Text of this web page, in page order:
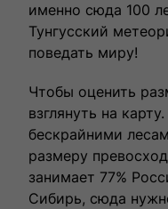
именно сюда 100
Тунгусский
поведать миру!
Чтобы оценить
взглянуть на
бескрайними
размеру
занимает 77%
Сибирь, сюда